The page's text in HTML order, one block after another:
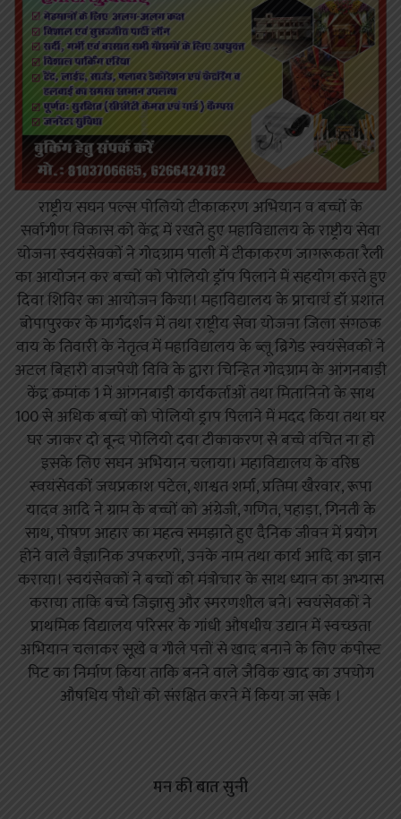
राष्ट्रीय सघन पल्स पोलियो टीकाकरण अभियान व बच्चों के
सर्वागीण विकास को केंद्र में रखते हुए महाविद्यालय के राष्ट्रीय सेवा
योजना स्वयंसेवकों ने गोदग्राम पाली में टीकाकरण जागरूकता रैली
का आयोजन कर बच्चों को पोलियो ड्रॉप पिलाने में सहयोग करते हुए
दिवा शिविर का आयोजन किया। महाविद्यालय के प्राचार्य डॉ प्रशांत
बोपापुरकर के मार्गदर्शन में तथा राष्ट्रीय सेवा योजना जिला संगठक
वाय के तिवारी के नेतृत्व में महाविद्यालय के ब्लू ब्रिगेड स्वयंसेवकों ने
अटल बिहारी वाजपेयी विवि के द्वारा चिन्हित गोदग्राम के आंगनबाड़ी
केंद्र क्रमांक 1 में आंगनबाड़ी कार्यकर्ताओं तथा मितानिनो के साथ
100 से अधिक बच्चों को पोलियो ड्राप पिलाने में मदद किया तथा घर
घर जाकर दो बून्द पोलियो दवा टीकाकरण से बच्चे वंचित ना हो
इसके लिए सघन अभियान चलाया। महाविद्यालय के वरिष्ठ
स्वयंसेवकों जयप्रकाश पटेल, शाश्वत शर्मा, प्रतिमा खैरवार, रूपा
यादव आदि ने ग्राम के बच्चों को अंग्रेजी, गणित, पहाड़ा, गिनती के
साथ, पोषण आहार का महत्व समझाते हुए दैनिक जीवन में प्रयोग
होने वाले वैज्ञानिक उपकरणों, उनके नाम तथा कार्य आदि का ज्ञान
कराया। स्वयंसेवकों ने बच्चों को मंत्रोचार के साथ ध्यान का अभ्यास
कराया ताकि बच्चे जिज्ञासु और स्मरणशील बने। स्वयंसेवकों ने
प्राथमिक विद्यालय परिसर के गांधी औषधीय उद्यान में स्वच्छता
अभियान चलाकर सूखे व गीले पत्तों से खाद बनाने के लिए कंपोस्ट
पिट का निर्माण किया ताकि बनने वाले जैविक खाद का उपयोग
औषधिय पौधों को संरक्षित करने में किया जा सके ।
मन की बात सुनी